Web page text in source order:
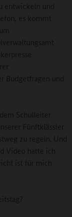
entwickeln und
es kommt
Budgetfragen und
Schulleiter
Fünftklässler
zu regeln. Und
Video hatte ich
ist für mich